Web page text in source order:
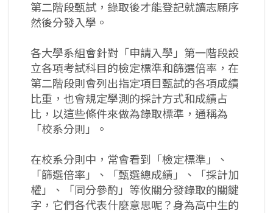
第二階段甄試，錄取後才能登記就讀志願序
然後分發入學。
各大學系組會針對「申請入學」第一階段設
立各項考試科目的檢定標準和篩選倍率，在
第二階段則會列出指定項目甄試的各項成績
比重，也會規定學測的採計方式和成績占
比，以這些條件來做為錄取標準，通稱為
「校系分則」。
在校系分則中，常會看到「檢定標準」、
「篩選倍率」、「甄選總成績」、「採計加
權」、「同分參酌」等攸關分發錄取的關鍵
字，它們各代表什麼意思呢？身為高中生的